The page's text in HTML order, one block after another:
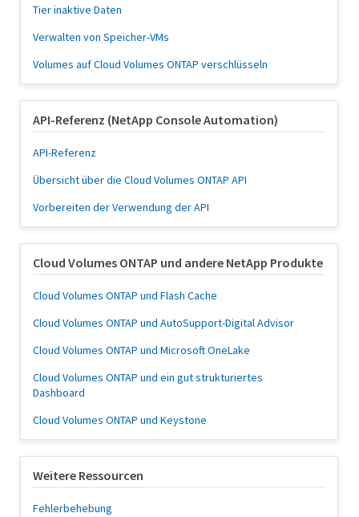
Tier inaktive Daten
Verwalten von Speicher-VMs
Volumes auf Cloud Volumes ONTAP verschlüsseln
API-Referenz (NetApp Console Automation)
API-Referenz
Übersicht über die Cloud Volumes ONTAP API
Vorbereiten der Verwendung der API
Cloud Volumes ONTAP und andere NetApp Produkte
Cloud Volumes ONTAP und Flash Cache
Cloud Volumes ONTAP und AutoSupport-Digital Advisor
Cloud Volumes ONTAP und Microsoft OneLake
Cloud Volumes ONTAP und ein gut strukturiertes
Dashboard
Cloud Volumes ONTAP und Keystone
Weitere Ressourcen
Fehlerbehebung